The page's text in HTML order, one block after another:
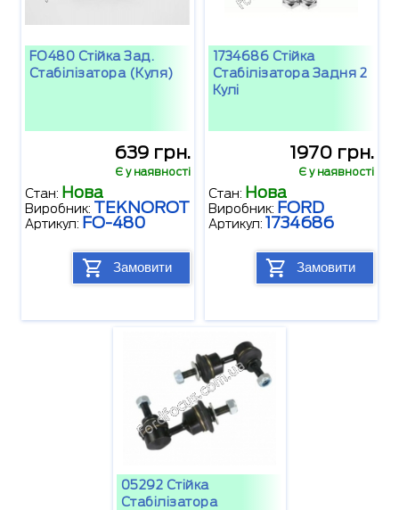
FO480 Стійка Зад.
Стабілізатора (куля)
639 грн.
Є у наявності
Стан: Нова
Виробник: TEKNOROT
Артикул: FO-480
Замовити
1734686 Стійка
Стабілізатора Задня 2
Кулі
1970 грн.
Є у наявності
Стан: Нова
Виробник: FORD
Артикул: 1734686
Замовити
05292 Стійка
Стабілізатора